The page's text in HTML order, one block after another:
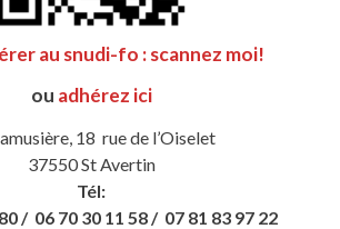
au snudi-fo : scannez moi!
ou adhérez ici
18 rue de l’Oiselet
37550 St Avertin
Tél:
/ 06 70 30 11 58 / 07 81 83 97 22